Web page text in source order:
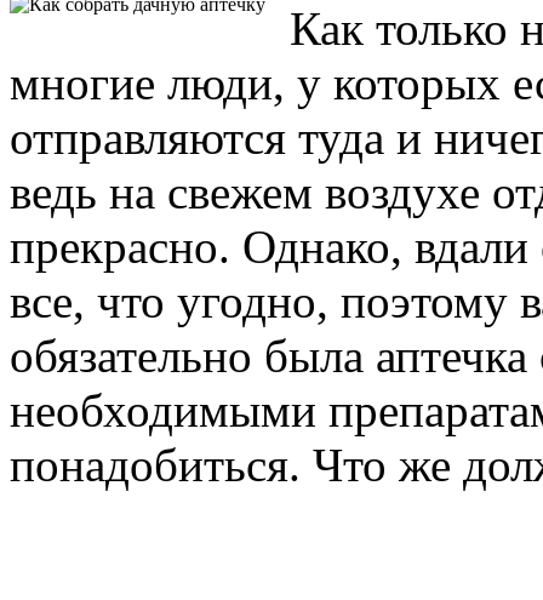
Как только
многие люди, у которых
отправляются туда и
ведь на свежем воздухе
прекрасно. Однако,
все, что угодно, поэтому
обязательно была
необходимыми
понадобиться. Что же